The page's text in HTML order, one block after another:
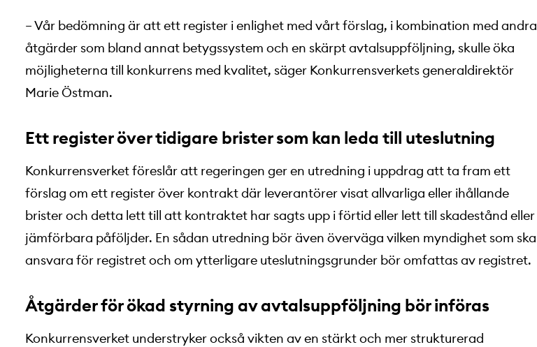
– Vår bedömning är att ett register i enlighet med vårt förslag, i kombination med andra
åtgärder som bland annat betygssystem och en skärpt avtalsuppföljning, skulle öka
möjligheterna till konkurrens med kvalitet, säger Konkurrensverkets generaldirektör
Marie Östman.
Ett register över tidigare brister som kan leda till uteslutning
Konkurrensverket föreslår att regeringen ger en utredning i uppdrag att ta fram ett
förslag om ett register över kontrakt där leverantörer visat allvarliga eller ihållande
brister och detta lett till att kontraktet har sagts upp i förtid eller lett till skadestånd eller
jämförbara påföljder. En sådan utredning bör även överväga vilken myndighet som ska
ansvara för registret och om ytterligare uteslutningsgrunder bör omfattas av registret.
Åtgärder för ökad styrning av avtalsuppföljning bör införas
Konkurrensverket understryker också vikten av en stärkt och mer strukturerad